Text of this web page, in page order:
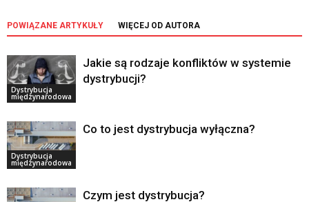
POWIĄZANE ARTYKUŁY WIĘCEJ OD AUTORA
Dystrybucja
międzynarodowa
Jakie są rodzaje konfliktów w systemie
dystrybucji?
Dystrybucja
międzynarodowa
Co to jest dystrybucja wyłączna?
Czym jest dystrybucja?